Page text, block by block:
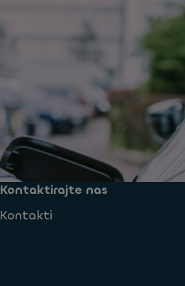
Kontaktirajte nas
Kontakti